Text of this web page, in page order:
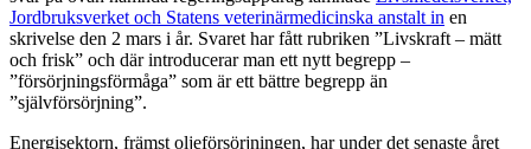
Jordbruksverket och Statens veterinärmedicinska anstalt in en
skrivelse den 2 mars i år. Svaret har fått rubriken ”Livskraft – mätt
och frisk” och där introducerar man ett nytt begrepp –
”försörjningsförmåga” som är ett bättre begrepp än
”självförsörjning”.
Energisektorn, främst oljeförsörjningen, har under det senaste året